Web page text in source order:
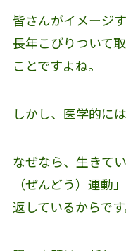
皆さんがイメージ
長年こびりついて
ことですよね。
しかし、医学的には
なぜなら、生きて
（ぜんどう）運動
返しているからです